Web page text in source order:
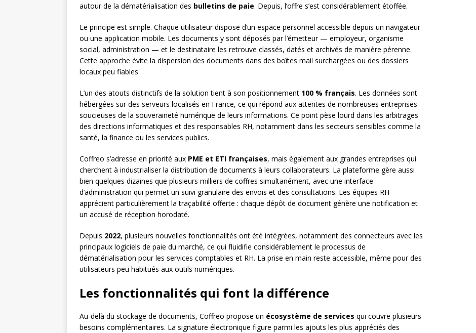
autour de la dématérialisation des bulletins de paie. Depuis, l’offre s’est considérablement étoffée.
Le principe est simple. Chaque utilisateur dispose d’un espace personnel accessible depuis un navigateur
ou une application mobile. Les documents y sont déposés par l’émetteur — employeur, organisme
social, administration — et le destinataire les retrouve classés, datés et archivés de manière pérenne.
Cette approche évite la dispersion des documents dans des boîtes mail surchargées ou des dossiers
locaux peu fiables.
L’un des atouts distinctifs de la solution tient à son positionnement 100 % français. Les données sont
hébergées sur des serveurs localisés en France, ce qui répond aux attentes de nombreuses entreprises
soucieuses de la souveraineté numérique de leurs informations. Ce point pèse lourd dans les arbitrages
des directions informatiques et des responsables RH, notamment dans les secteurs sensibles comme la
santé, la finance ou les services publics.
Coffreo s’adresse en priorité aux PME et ETI françaises, mais également aux grandes entreprises qui
cherchent à industrialiser la distribution de documents à leurs collaborateurs. La plateforme gère aussi
bien quelques dizaines que plusieurs milliers de coffres simultanément, avec une interface
d’administration qui permet un suivi granulaire des envois et des consultations. Les équipes RH
apprécient particulièrement la traçabilité offerte : chaque dépôt de document génère une notification et
un accusé de réception horodaté.
Depuis 2022, plusieurs nouvelles fonctionnalités ont été intégrées, notamment des connecteurs avec les
principaux logiciels de paie du marché, ce qui fluidifie considérablement le processus de
dématérialisation pour les services comptables et RH. La prise en main reste accessible, même pour des
utilisateurs peu habitués aux outils numériques.
Les fonctionnalités qui font la différence
Au-delà du stockage de documents, Coffreo propose un écosystème de services qui couvre plusieurs
besoins complémentaires. La signature électronique figure parmi les ajouts les plus appréciés des